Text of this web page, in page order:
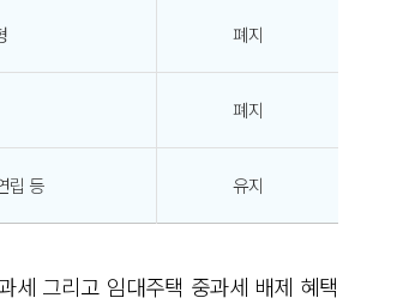
폐지
폐지
립 등 유지
세 그리고 임대주택 중과세 배제 혜택